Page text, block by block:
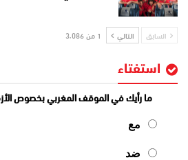
السابق التالي 1 من 3٬086
استفتاء
ما رأيك في الموقف المغربي بخصوص
مع
ضد